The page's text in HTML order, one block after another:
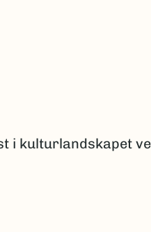
i kulturlandskapet